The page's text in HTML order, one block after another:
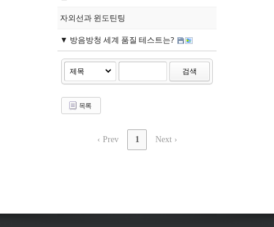
자외선과 윈도틴팅
▼ 방음방청 세계 품질 테스트는?
검색
목록
‹ Prev 1 Next ›